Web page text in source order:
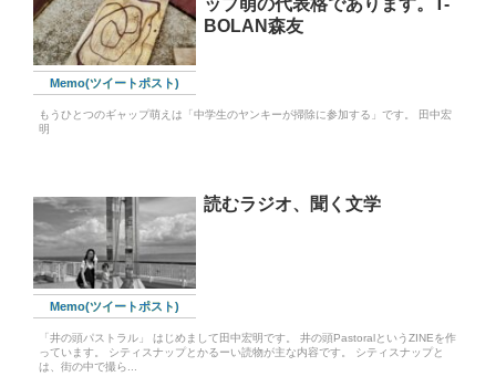
Memo(ツイートポスト)
BOLAN森友
もうひとつのギャップ萌えは「中学生のヤンキーが掃除に参加する」です。 田中宏
明
Memo(ツイートポスト)
読むラジオ、聞く文学
「井の頭パストラル」 はじめまして田中宏明です。 井の頭PastoralというZINEを作
っています。 シティスナップとかるーい読物が主な内容です。 シティスナップと
は、街の中で撮ら...